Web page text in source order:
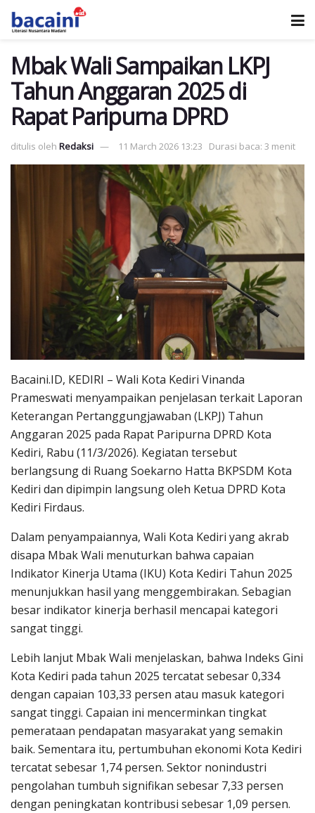
Mbak Wali Sampaikan LKPJ
Tahun Anggaran 2025 di
Rapat Paripurna DPRD
ditulis oleh Redaksi 11 March 2026 13:23 Durasi baca: 3 menit
Bacaini.ID, KEDIRI – Wali Kota Kediri Vinanda
Prameswati menyampaikan penjelasan terkait Laporan
Keterangan Pertanggungjawaban (LKPJ) Tahun
Anggaran 2025 pada Rapat Paripurna DPRD Kota
Kediri, Rabu (11/3/2026). Kegiatan tersebut
berlangsung di Ruang Soekarno Hatta BKPSDM Kota
Kediri dan dipimpin langsung oleh Ketua DPRD Kota
Kediri Firdaus.
Dalam penyampaiannya, Wali Kota Kediri yang akrab
disapa Mbak Wali menuturkan bahwa capaian
Indikator Kinerja Utama (IKU) Kota Kediri Tahun 2025
menunjukkan hasil yang menggembirakan. Sebagian
besar indikator kinerja berhasil mencapai kategori
sangat tinggi.
Lebih lanjut Mbak Wali menjelaskan, bahwa Indeks Gini
Kota Kediri pada tahun 2025 tercatat sebesar 0,334
dengan capaian 103,33 persen atau masuk kategori
sangat tinggi. Capaian ini mencerminkan tingkat
pemerataan pendapatan masyarakat yang semakin
baik. Sementara itu, pertumbuhan ekonomi Kota Kediri
tercatat sebesar 1,74 persen. Sektor nonindustri
pengolahan tumbuh signifikan sebesar 7,33 persen
dengan peningkatan kontribusi sebesar 1,09 persen.